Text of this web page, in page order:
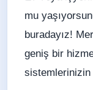
mu
buradayız!
geniş bir
sistemlerinizin